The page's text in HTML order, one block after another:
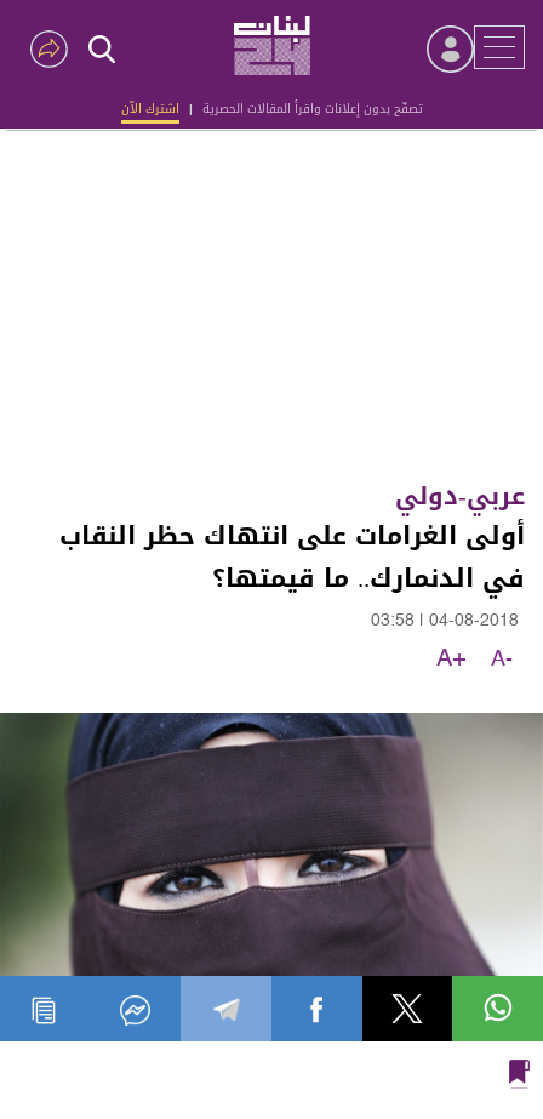
تصفّح بدون إعلانات واقرأ المقالات الحصرية | اشترك الآن
Advertisement
عربي-دولي
أولى الغرامات على انتهاك حظر النقاب
في الدنمارك.. ما قيمتها؟
04-08-2018
03:58
A-
A+